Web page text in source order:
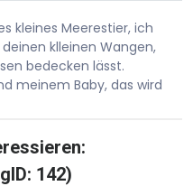
kleines Meerestier, ich
klleinen Wangen,
bedecken lässt.
meinem Baby, das wird
142)